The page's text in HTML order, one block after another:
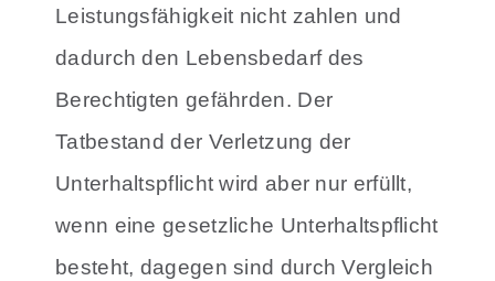
Leistungsfähigkeit nicht zahlen und
dadurch den Lebensbedarf des
Berechtigten gefährden. Der
Tatbestand der Verletzung der
Unterhaltspflicht wird aber nur erfüllt,
wenn eine gesetzliche Unterhaltspflicht
besteht, dagegen sind durch Vergleich